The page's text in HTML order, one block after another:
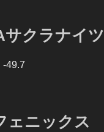
クラナイツ
49.7
ェニックス